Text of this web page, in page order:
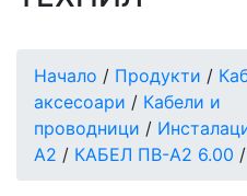
Начало / Продукти /
аксесоари / Кабели и
проводници /
А2 / КАБЕЛ ПВ-А2 6.00